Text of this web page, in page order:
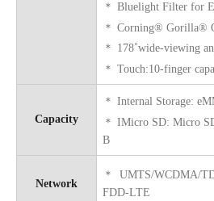
＊ Bluelight Filter for
＊ Corning® Gorilla®
＊ 178˚wide-viewing
＊ Touch:10-finger
Capacity
＊ Internal Storage:
＊ IMicro SD: Micro
B
Network
＊ UMTS/WCDMA/
FDD-LTE